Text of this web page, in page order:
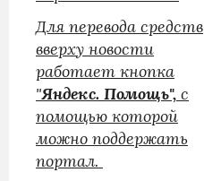
Для перевода средств
вверху новости
работает кнопка
"Яндекс. Помощь", с
помощью которой
можно поддержать
портал.